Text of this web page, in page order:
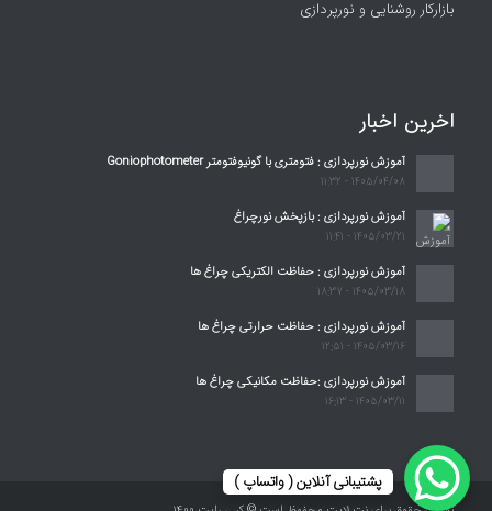
بازارکار روشنایی و نورپردازی
اخرین اخبار
آموزش نورپردازی : فتومتری با گونیوفتومتر Goniophotometer
1405/04/08 - 11:32
آموزش نورپردازی : بازپخش نورچراغ
1405/03/21 - 11:41
آموزش نورپردازی : حفاظت الکتریکی چراغ ها
1405/03/18 - 18:37
آموزش نورپردازی : حفاظت حرارتی چراغ ها
1405/03/16 - 12:51
آموزش نورپردازی :حفاظت مکانیکی چراغ ها
1405/03/11 - 16:13
پشتیبانی آنلاین ( واتساپ )